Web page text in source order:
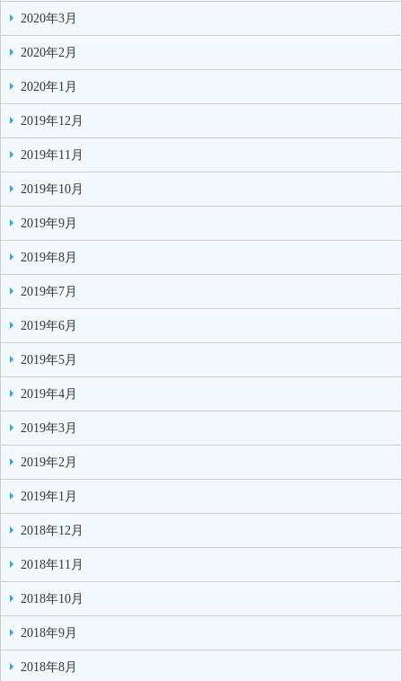
2020年3月
2020年2月
2020年1月
2019年12月
2019年11月
2019年10月
2019年9月
2019年8月
2019年7月
2019年6月
2019年5月
2019年4月
2019年3月
2019年2月
2019年1月
2018年12月
2018年11月
2018年10月
2018年9月
2018年8月